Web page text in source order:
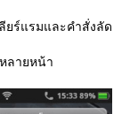
ยร์แรมและคำสั่งลัด
ลายหน้า